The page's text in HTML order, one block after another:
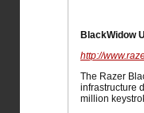
BlackWidow
http://
The Razer
infrastructure
million